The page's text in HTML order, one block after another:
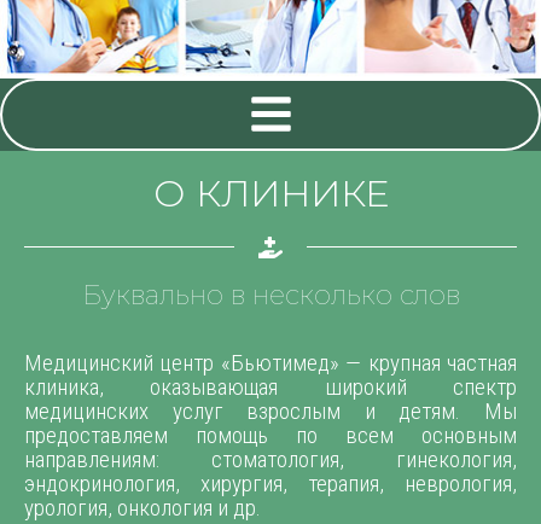
О КЛИНИКЕ
Буквально в несколько слов
Медицинский центр «Бьютимед» — крупная частная
клиника, оказывающая широкий спектр
медицинских услуг взрослым и детям. Мы
предоставляем помощь по всем основным
направлениям: стоматология, гинекология,
эндокринология, хирургия, терапия, неврология,
урология, онкология и др.